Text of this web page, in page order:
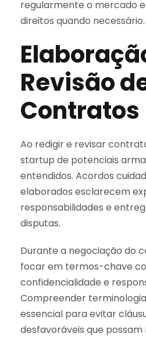
regularmente o mercado
direitos quando necessário.
Revisão
Contratos
Ao redigir e revisar
startup de potenciais
entendidos. Acordos
elaborados esclarecem
responsabilidades e
disputas.
Durante a negociação do
focar em termos-chave
confidencialidade e
Compreender
essencial para evitar
desfavoráveis que